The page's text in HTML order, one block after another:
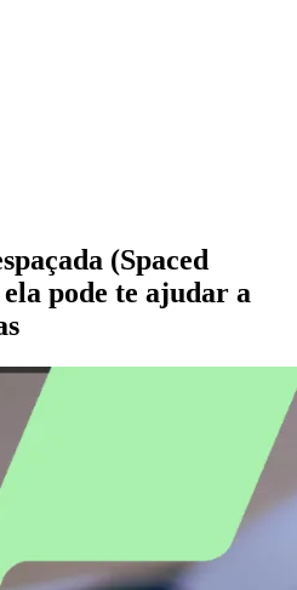
(Spaced
pode te ajudar a